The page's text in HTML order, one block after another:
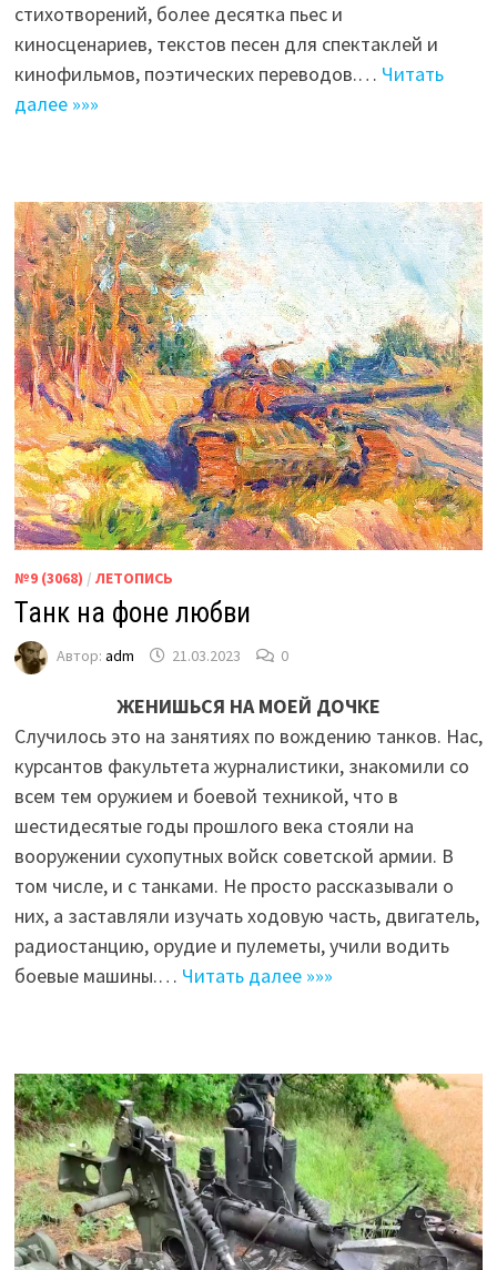
стихотворений, более десятка пьес и
киносценариев, текстов песен для спектаклей и
кинофильмов, поэтических переводов.… Читать
далее »»»
№9 (3068) / ЛЕТОПИСЬ
Танк на фоне любви
Автор: adm 21.03.2023 0
ЖЕНИШЬСЯ НА МОЕЙ ДОЧКЕ
Случилось это на занятиях по вождению танков. Нас,
курсантов факультета журналистики, знакомили со
всем тем оружием и боевой техникой, что в
шестидесятые годы прошлого века стояли на
вооружении сухопутных войск советской армии. В
том числе, и с танками. Не просто рассказывали о
них, а заставляли изучать ходовую часть, двигатель,
радиостанцию, орудие и пулеметы, учили водить
боевые машины.… Читать далее »»»